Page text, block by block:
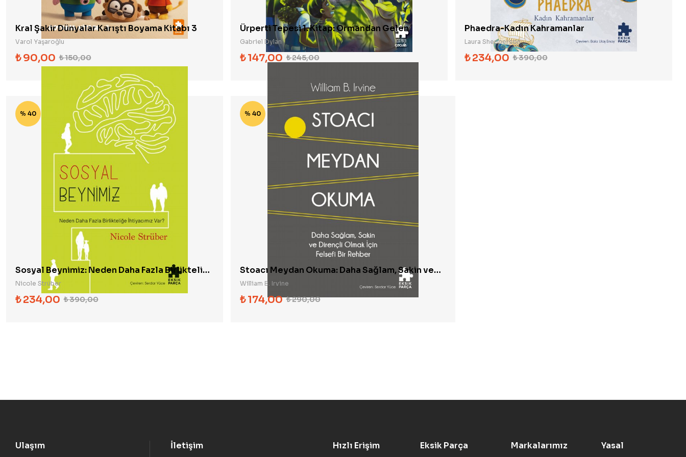
Kral Şakir Dünyalar Karıştı Boyama Kitabı 3
Varol Yaşaroğlu
₺150,00
₺90,00
Ürperti Tepesi 1. Kitap: Ormandan Gelen
Gabriel Dylan
₺245,00
₺147,00
Phaedra-Kadın Kahramanlar
Laura Shepperson
₺390,00
₺234,00
% 40
Sosyal Beynimiz: Neden Daha Fazla Birlikteliğe
İhtiyacımız Var?
Nicole Strüber
₺390,00
₺234,00
% 40
Stoacı Meydan Okuma: Daha Sağlam, Sakin ve
Dirençli Olmak İçin Felsefi Bir Rehber
William B. Irvine
₺290,00
₺174,00
Ulaşım İletişim Hızlı Erişim Eksik Parça Markalarımız Yasal